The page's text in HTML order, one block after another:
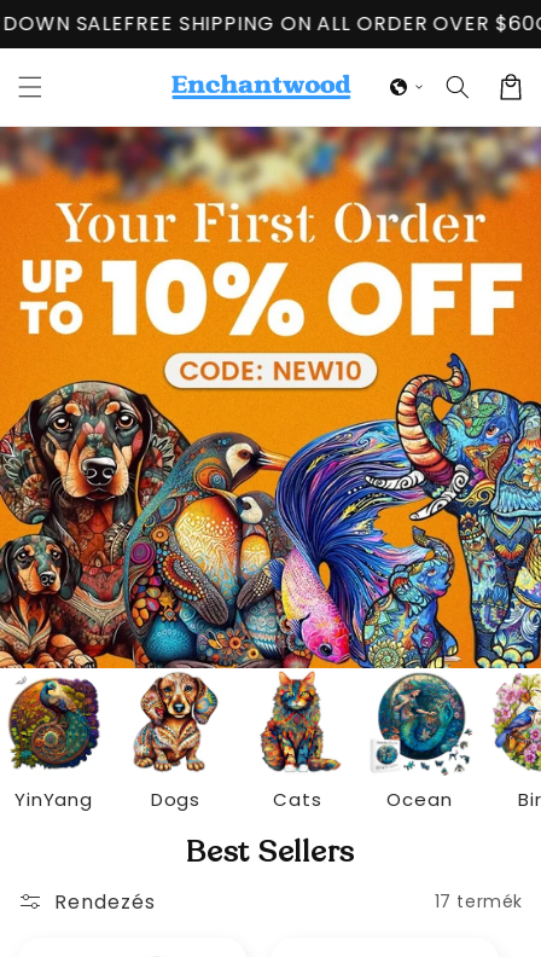
Ugrás a
tartalomhoz
FREE SHIPPING ON ALL ORDER OVER $60
Kosár
YinYang Dogs Cats Ocean
Best Sellers
Rendezés 17 termék